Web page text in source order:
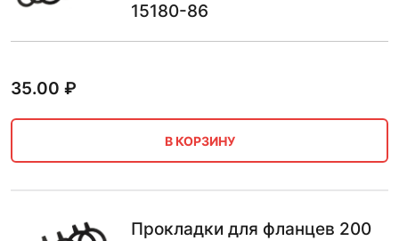
15180-86
35.00 ₽
В КОРЗИНУ
Прокладки для фланцев 200